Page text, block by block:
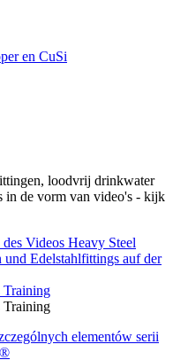
en CuSi
loodvrij drinkwater
in de vorm van video's - kijk
Training
Training